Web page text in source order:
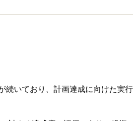
続いており、計画達成に向けた実行